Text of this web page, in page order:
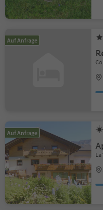
Auf Anfrage
Auf Anfrage